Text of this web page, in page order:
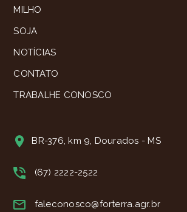
MILHO
SOJA
NOTÍCIAS
CONTATO
TRABALHE CONOSCO
BR-376, km 9, Dourados - MS
(67) 2222-2522
faleconosco@forterra.agr.br